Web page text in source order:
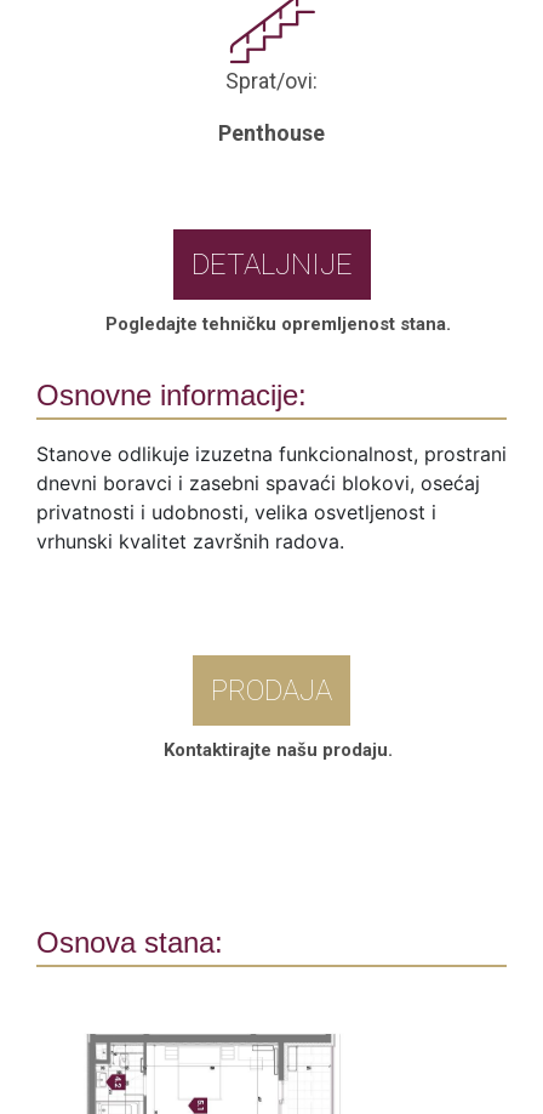
Sprat/ovi:
Penthouse
DETALJNIJE
Pogledajte tehničku opremljenost stana.
Osnovne informacije:
Stanove odlikuje izuzetna funkcionalnost, prostrani
dnevni boravci i zasebni spavaći blokovi, osećaj
privatnosti i udobnosti, velika osvetljenost i
vrhunski kvalitet završnih radova.
PRODAJA
Kontaktirajte našu prodaju.
Osnova stana: